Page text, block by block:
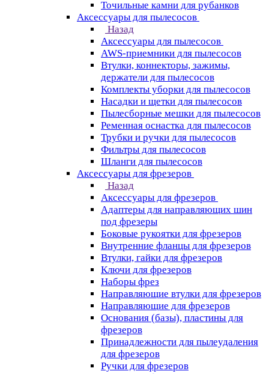
Точильные камни для рубанков
Аксессуары для пылесосов
Назад
Аксессуары для пылесосов
AWS-приемники для пылесосов
Втулки, коннекторы, зажимы,
держатели для пылесосов
Комплекты уборки для пылесосов
Насадки и щетки для пылесосов
Пылесборные мешки для пылесосов
Ременная оснастка для пылесосов
Трубки и ручки для пылесосов
Фильтры для пылесосов
Шланги для пылесосов
Аксессуары для фрезеров
Назад
Аксессуары для фрезеров
Адаптеры для направляющих шин
под фрезеры
Боковые рукоятки для фрезеров
Внутренние фланцы для фрезеров
Втулки, гайки для фрезеров
Ключи для фрезеров
Наборы фрез
Направляющие втулки для фрезеров
Направляющие для фрезеров
Основания (базы), пластины для
фрезеров
Принадлежности для пылеудаления
для фрезеров
Ручки для фрезеров